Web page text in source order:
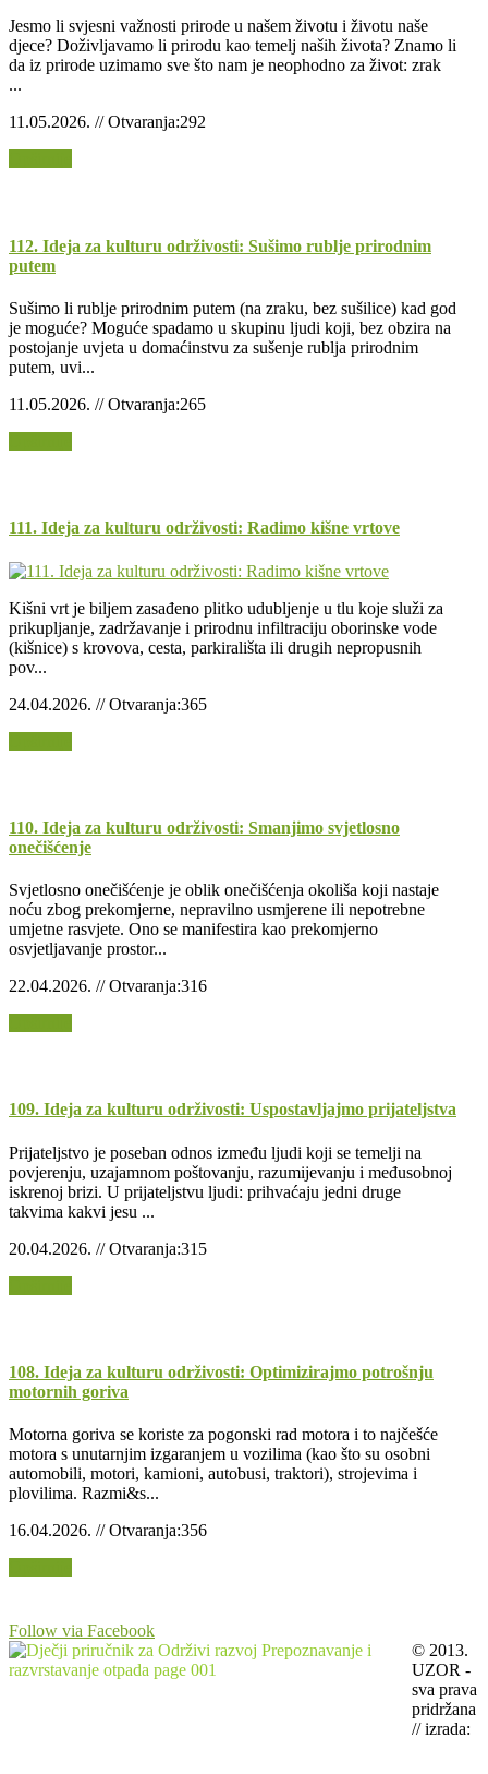
Jesmo li svjesni važnosti prirode u našem životu i životu naše
djece? Doživljavamo li prirodu kao temelj naših života? Znamo li
da iz prirode uzimamo sve što nam je neophodno za život: zrak
...
11.05.2026. // Otvaranja:292
112. Ideja za kulturu održivosti: Sušimo rublje prirodnim
putem
Sušimo li rublje prirodnim putem (na zraku, bez sušilice) kad god
je moguće? Moguće spadamo u skupinu ljudi koji, bez obzira na
postojanje uvjeta u domaćinstvu za sušenje rublja prirodnim
putem, uvi...
11.05.2026. // Otvaranja:265
111. Ideja za kulturu održivosti: Radimo kišne vrtove
Kišni vrt je biljem zasađeno plitko udubljenje u tlu koje služi za
prikupljanje, zadržavanje i prirodnu infiltraciju oborinske vode
(kišnice) s krovova, cesta, parkirališta ili drugih nepropusnih
pov...
24.04.2026. // Otvaranja:365
110. Ideja za kulturu održivosti: Smanjimo svjetlosno
onečišćenje
Svjetlosno onečišćenje je oblik onečišćenja okoliša koji nastaje
noću zbog prekomjerne, nepravilno usmjerene ili nepotrebne
umjetne rasvjete. Ono se manifestira kao prekomjerno
osvjetljavanje prostor...
22.04.2026. // Otvaranja:316
109. Ideja za kulturu održivosti: Uspostavljajmo prijateljstva
Prijateljstvo je poseban odnos između ljudi koji se temelji na
povjerenju, uzajamnom poštovanju, razumijevanju i međusobnoj
iskrenoj brizi. U prijateljstvu ljudi: prihvaćaju jedni druge
takvima kakvi jesu ...
20.04.2026. // Otvaranja:315
108. Ideja za kulturu održivosti: Optimizirajmo potrošnju
motornih goriva
Motorna goriva se koriste za pogonski rad motora i to najčešće
motora s unutarnjim izgaranjem u vozilima (kao što su osobni
automobili, motori, kamioni, autobusi, traktori), strojevima i
plovilima. Razmi&s...
16.04.2026. // Otvaranja:356
Follow via Facebook
© 2013.
UZOR -
sva prava
pridržana
// izrada: